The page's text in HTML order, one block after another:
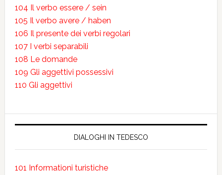
104 Il verbo essere / sein
105 Il verbo avere / haben
106 Il presente dei verbi regolari
107 I verbi separabili
108 Le domande
109 Gli aggettivi possessivi
110 Gli aggettivi
DIALOGHI IN TEDESCO
101 Informationi turistiche